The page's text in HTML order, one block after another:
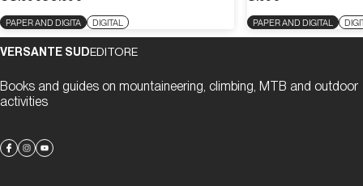
PAPER AND DIGITA DIGITAL PAPER AND DIGITAL
VERSANTE SUDEDITORE
Books and guides on mountaineering, climbing, MTB and outdoor
activities